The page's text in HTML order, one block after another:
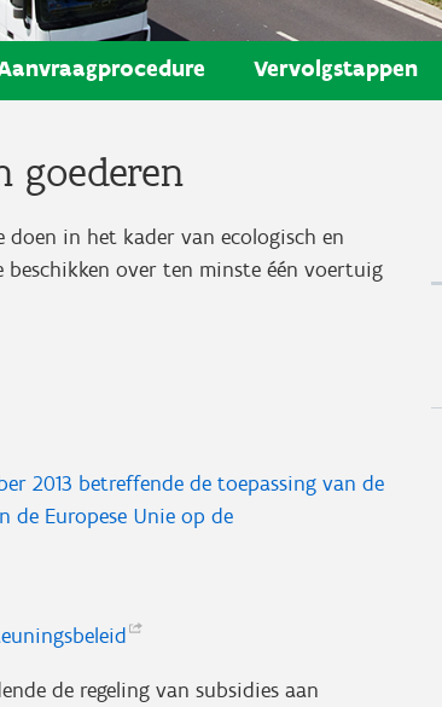
Vervolgstappen
goederen
doen in het kader van ecologisch en
over ten minste één voertuig
2013 betreffende de toepassing van de
de Europese Unie op de
de regeling van subsidies aan